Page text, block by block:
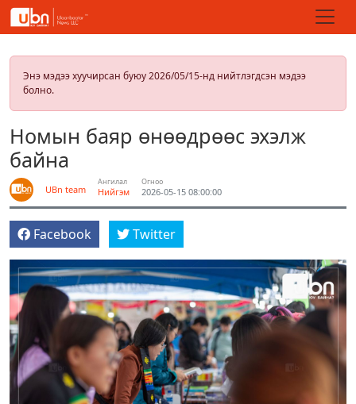
Энэ мэдээ хуучирсан буюу 2026/05/15-нд нийтлэгдсэн мэдээ
болно.
Номын баяр өнөөдрөөс эхэлж
байна
UBn team
Ангилал
Нийгэм
Огноо
2026-05-15 08:00:00
Facebook Twitter